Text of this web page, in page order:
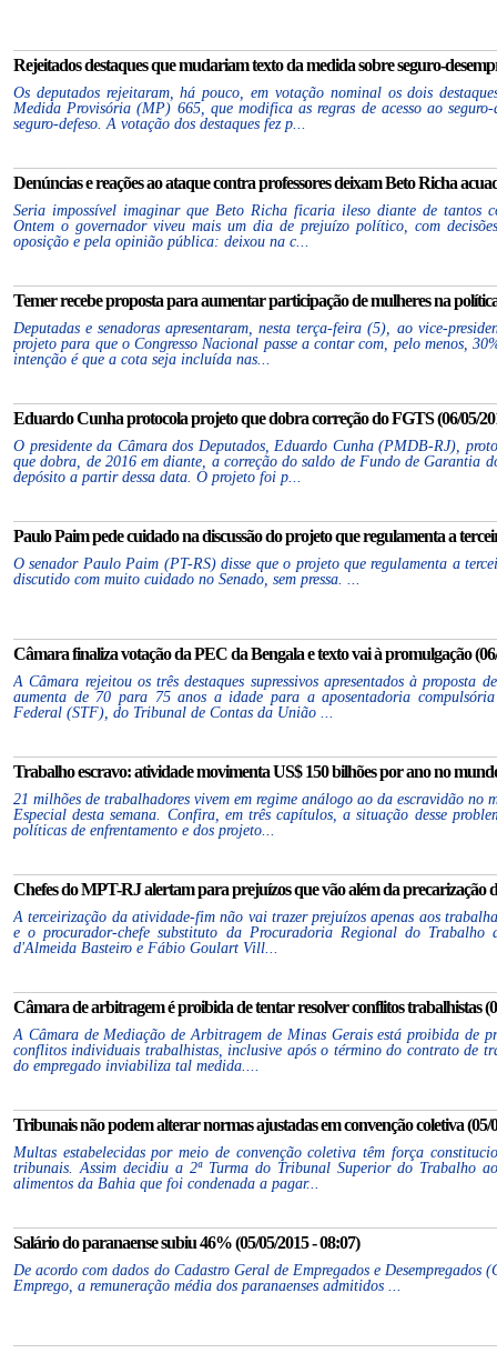
Rejeitados destaques que mudariam texto da medida sobre seguro-
Os deputados rejeitaram, há pouco, em votação nominal os dois
Medida Provisória (MP) 665, que modifica as regras de acesso ao
seguro-defeso. A votação dos destaques fez p...
Denúncias e reações ao ataque contra professores deixam Beto Richa
Seria impossível imaginar que Beto Richa ficaria ileso diante de tantos
Ontem o governador viveu mais um dia de prejuízo político, com
oposição e pela opinião pública: deixou na c...
Temer recebe proposta para aumentar participação de mulheres na
Deputadas e senadoras apresentaram, nesta terça-feira (5), ao vice-
projeto para que o Congresso Nacional passe a contar com, pelo menos,
intenção é que a cota seja incluída nas...
Eduardo Cunha protocola projeto que dobra correção do FGTS (06/05/
O presidente da Câmara dos Deputados, Eduardo Cunha (PMDB-RJ),
que dobra, de 2016 em diante, a correção do saldo de Fundo de Garantia
depósito a partir dessa data. O projeto foi p...
Paulo Paim pede cuidado na discussão do projeto que regulamenta a
O senador Paulo Paim (PT-RS) disse que o projeto que regulamenta a
discutido com muito cuidado no Senado, sem pressa. ...
Câmara finaliza votação da PEC da Bengala e texto vai à promulgação
A Câmara rejeitou os três destaques supressivos apresentados à proposta
aumenta de 70 para 75 anos a idade para a aposentadoria
Federal (STF), do Tribunal de Contas da União ...
Trabalho escravo: atividade movimenta US$ 150 bilhões por ano no
21 milhões de trabalhadores vivem em regime análogo ao da escravidão no
Especial desta semana. Confira, em três capítulos, a situação desse
políticas de enfrentamento e dos projeto...
Chefes do MPT-RJ alertam para prejuízos que vão além da precarização
A terceirização da atividade-fim não vai trazer prejuízos apenas aos
e o procurador-chefe substituto da Procuradoria Regional do Trabalho
d'Almeida Basteiro e Fábio Goulart Vill...
Câmara de arbitragem é proibida de tentar resolver conflitos trabalhistas
A Câmara de Mediação de Arbitragem de Minas Gerais está proibida de
conflitos individuais trabalhistas, inclusive após o término do contrato de
do empregado inviabiliza tal medida....
Tribunais não podem alterar normas ajustadas em convenção coletiva (05/
Multas estabelecidas por meio de convenção coletiva têm força
tribunais. Assim decidiu a 2ª Turma do Tribunal Superior do Trabalho
alimentos da Bahia que foi condenada a pagar...
Salário do paranaense subiu 46% (05/05/2015 - 08:07)
De acordo com dados do Cadastro Geral de Empregados e
Emprego, a remuneração média dos paranaenses admitidos ...